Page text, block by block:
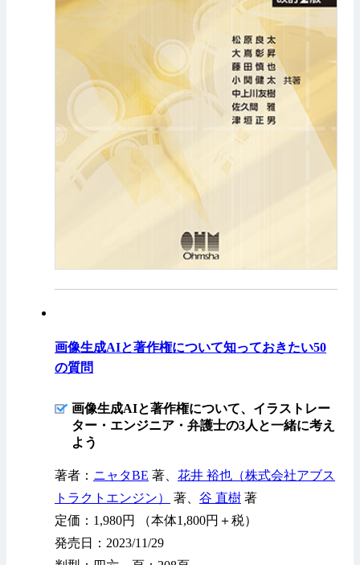
画像生成AIと著作権について知っておきたい50
の質問
画像生成AIと著作権について、イラストレー
ター・エンジニア・弁護士の3人と一緒に考え
よう
著者： ニャタBE 著、 花井 裕也（株式会社アブス
トラクトエンジン）
著、 谷 直樹 著
定価：1,980円 （本体1,800円＋税）
発売日：2023/11/29